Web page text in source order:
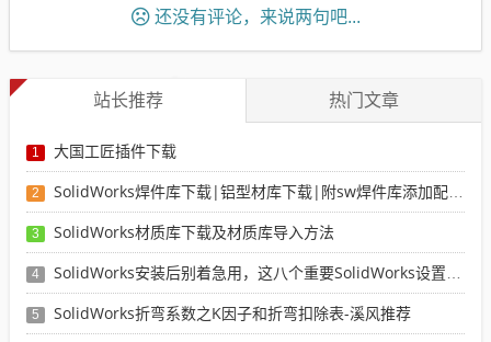
还没有评论，来说两句吧...
站长推荐 热门文章
1 大国工匠插件下载
2 SolidWorks焊件库下载|铝型材库下载|附sw焊件库添加配置使用教程
3 SolidWorks材质库下载及材质库导入方法
4 SolidWorks安装后别着急用，这八个重要SolidWorks设置可以提高你的画图效率
5 SolidWorks折弯系数之K因子和折弯扣除表-溪风推荐